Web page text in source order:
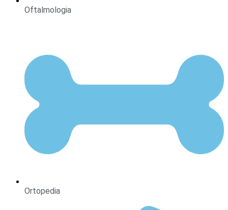
Oftalmologia
Ortopedia